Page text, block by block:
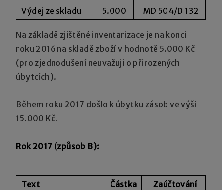
Výdej ze skladu
5.000 MD 504/D 132
Na základě zjištěné inventarizace je na konci
roku 2016 na skladě zboží v hodnotě 5.000 Kč
(pro zjednodušení neuvažuji o přirozených
úbytcích).
Během roku 2017 došlo k úbytku zásob ve výši
15.000 Kč.
Rok 2017 (způsob B):
Text Částka
Zaúčtování